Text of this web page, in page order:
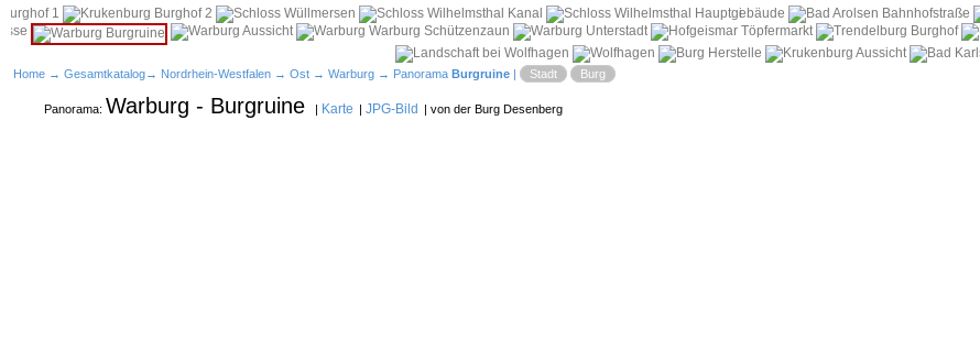
Home → Gesamtkatalog→ Nordrhein-Westfalen → Ost → Warburg → Panorama Burgruine | Stadt Burg
Panorama: Warburg - Burgruine | Karte | JPG-Bild | von der Burg Desenberg
i